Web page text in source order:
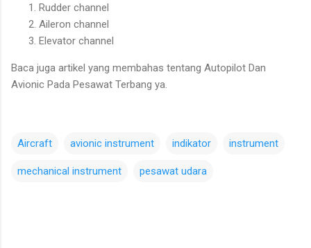
Rudder channel
Aileron channel
Elevator channel
Baca juga artikel yang membahas tentang Autopilot Dan
Avionic Pada Pesawat Terbang ya.
Aircraft avionic instrument indikator instrument
mechanical instrument pesawat udara